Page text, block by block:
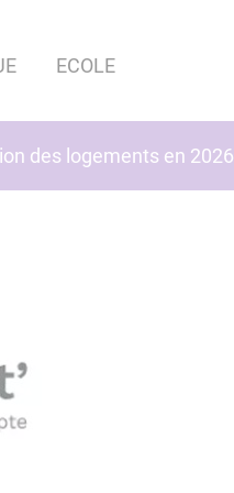
ECOLE
des logements en 2026